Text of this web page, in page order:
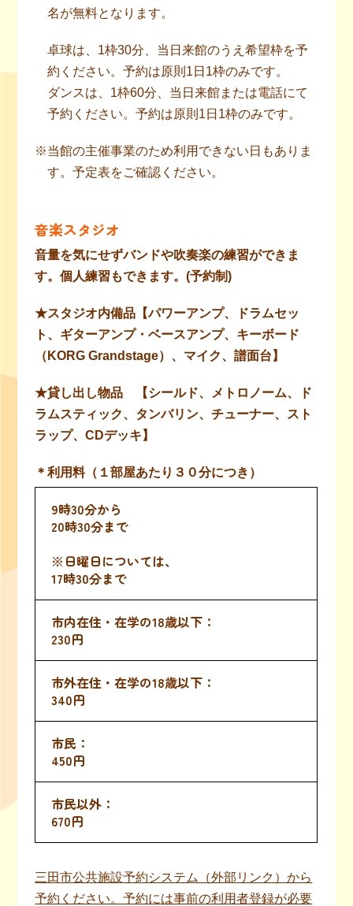
名が無料となります。
卓球は、1枠30分、当日来館のうえ希望枠を予
約ください。予約は原則1日1枠のみです。
ダンスは、1枠60分、当日来館または電話にて
予約ください。予約は原則1日1枠のみです。
※当館の主催事業のため利用できない日もありま
す。予定表をご確認ください。
音楽スタジオ
音量を気にせずバンドや吹奏楽の練習ができま
す。個人練習もできます。(予約制)
★スタジオ内備品【パワーアンプ、ドラムセッ
ト、ギターアンプ・ベースアンプ、キーボード
（KORG Grandstage）、マイク、譜面台】
★貸し出し物品 【シールド、メトロノーム、ド
ラムスティック、タンバリン、チューナー、スト
ラップ、CDデッキ】
＊利用料（１部屋あたり３０分につき）
9時30分から
20時30分まで
※日曜日については、
17時30分まで
230円
340円
450円
670円
三田市公共施設予約システム（外部リンク）から
予約ください。予約には事前の利用者登録が必要